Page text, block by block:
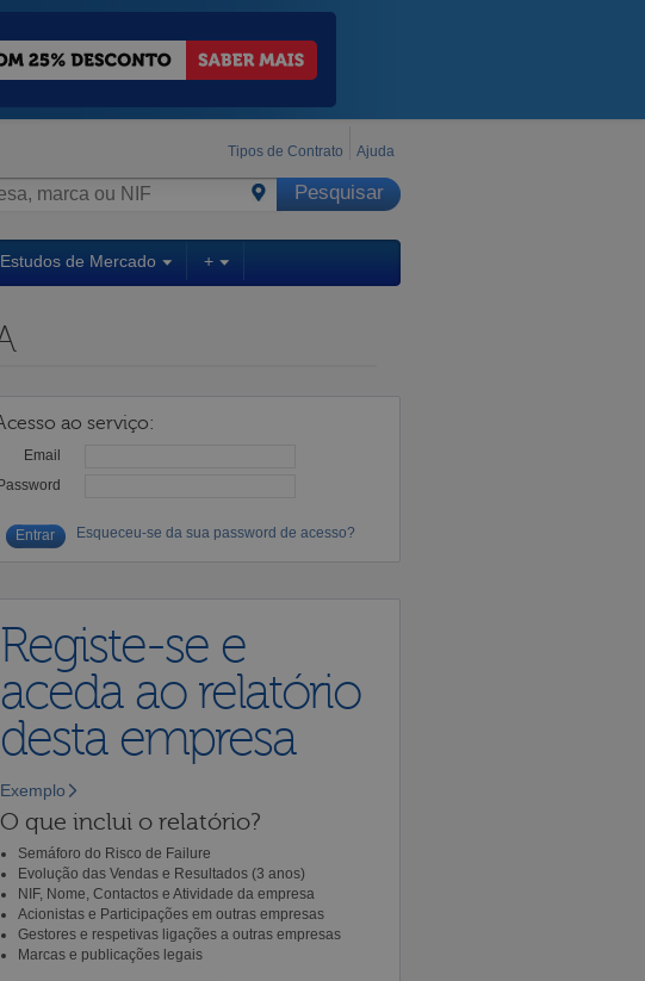
Tipos de Contrato Ajuda
Estudos de Mercado +
ao serviço:
Email
Password
Esqueceu-se da sua password de acesso?
Registe-se e
aceda ao relatório
desta empresa
Exemplo
O que inclui o relatório?
Semáforo do Risco de Failure
Evolução das Vendas e Resultados (3 anos)
NIF, Nome, Contactos e Atividade da empresa
Acionistas e Participações em outras empresas
Gestores e respetivas ligações a outras empresas
Marcas e publicações legais